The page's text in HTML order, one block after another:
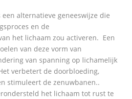
een alternatieve geneeswijze die
en de
het lichaam zou activeren. Een
van deze vorm van
van spanning op lichamelijk
verbetert de doorbloeding,
stimuleert de zenuwbanen..
het lichaam tot rust te